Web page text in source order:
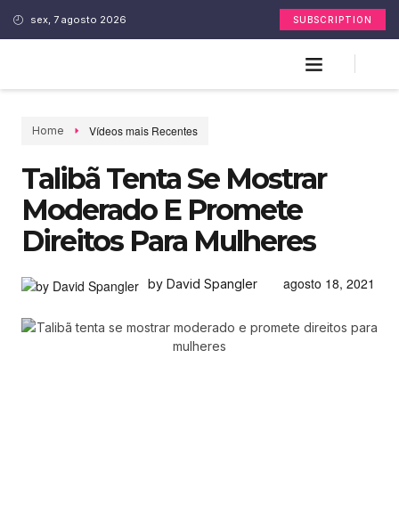
sex, 7 agosto 2026 SUBSCRIPTION
Home Vídeos mais Recentes
Talibã Tenta Se Mostrar
Moderado E Promete
Direitos Para Mulheres
by David Spangler agosto 18, 2021